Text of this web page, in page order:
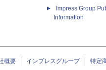
Impress Group
Information
概要 インプレスグループ 特定